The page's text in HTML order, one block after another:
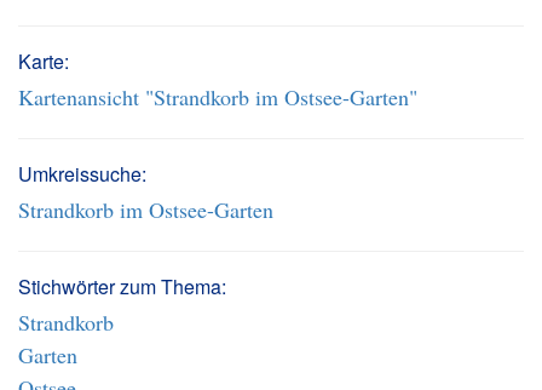
Karte:
Kartenansicht "Strandkorb im Ostsee-Garten"
Umkreissuche:
Strandkorb im Ostsee-Garten
Stichwörter zum Thema:
Strandkorb
Garten